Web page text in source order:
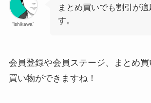
“ishikawa”
まとめ買いでも割引が適
す。
会員登録や会員ステージ、まとめ
買い物ができますね！